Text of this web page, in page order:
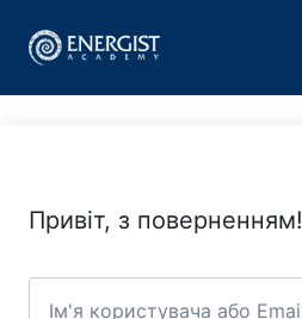
Привіт, з поверненням!